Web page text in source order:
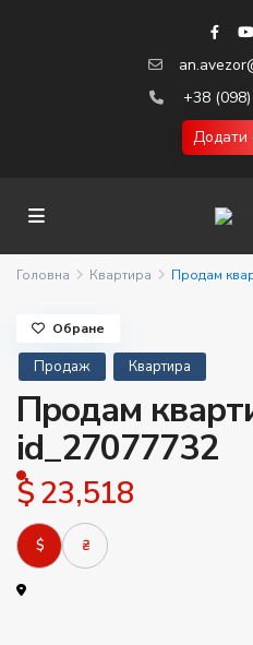
+38
Додати
Головна Квартира Продам
Продаж Квартира
Продам
id_27077732
$ 23,518
$ ₴
Обране